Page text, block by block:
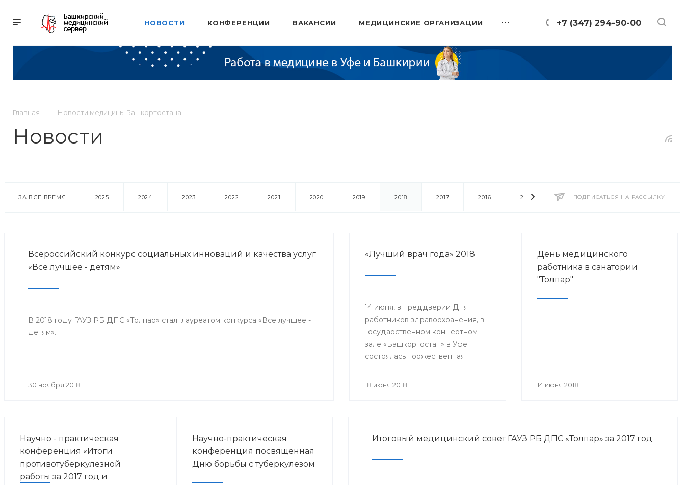
+7 (347) 294-90-00
НОВОСТИ КОНФЕРЕНЦИИ ВАКАНСИИ МЕДИЦИНСКИЕ ОРГАНИЗАЦИИ
Главная Новости медицины Башкортостана
Новости
ПОДПИСАТЬСЯ НА РАССЫЛКУ
ЗА ВСЕ ВРЕМЯ 2025 2024 2023 2022 2021 2020 2019 2018 2017 2016 2014 2013 2012 2011
Всероссийский конкурс социальных инноваций и качества услуг
«Все лучшее - детям»
В 2018 году ГАУЗ РБ ДПС «Толпар» стал лауреатом конкурса «Все лучшее -
детям».
30 ноября 2018
«Лучший врач года» 2018
14 июня, в преддверии Дня
работников здравоохранения, в
Государственном концертном
зале «Башкортостан» в Уфе
состоялась торжественная
победителей республиканского
18 июня 2018
День медицинского
работника в санатории
"Толпар"
14 июня 2018
Научно - практическая
конференция «Итоги
противотуберкулезной
работы за 2017 год и
Научно-практическая
конференция посвящённая
Дню борьбы с туберкулёзом
Итоговый медицинский совет ГАУЗ РБ ДПС «Толпар» за 2017 год